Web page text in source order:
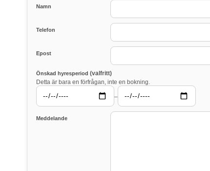
Namn
Telefon
Epost
Önskad hyresperiod (valfritt)
Detta är bara en förfrågan, inte en bokning.
–
Meddelande